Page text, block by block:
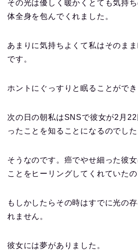
その光は優しく暖かくとても気持
体全身を包んでくれました。
あまりに気持ちよくて私はそのま
です。
ホントにぐっすりと眠ることができ
次の日の朝私はSNSで彼女が2月
ったことを知ることになるのでした
そうなのです。癌でやせ細った彼
ことをヒーリングしてくれていたの
もしかしたらその時はすでに光の
れません。
彼女には夢がありました。